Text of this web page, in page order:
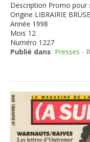
Description Promo pour
Origine LIBRAIRIE
Année 1998
Mois 12
Numéro 1227
Publié dans Presses -